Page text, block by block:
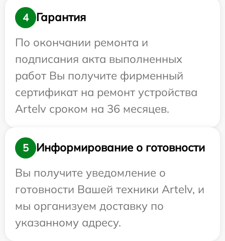
4
Гарантия
По окончании ремонта и
подписания акта выполненных
работ Вы получите фирменный
сертификат на ремонт устройства
Artelv сроком на 36 месяцев.
5
Информирование о готовности
Вы получите уведомление о
готовности Вашей техники Artelv, и
мы организуем доставку по
указанному адресу.